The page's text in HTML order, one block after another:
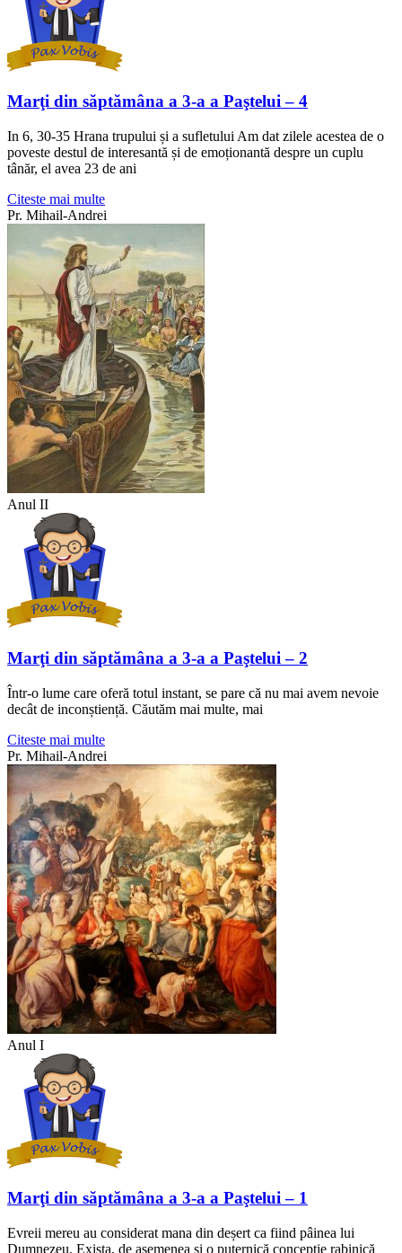
Marţi din săptămâna a 3-a a Paştelui – 4
In 6, 30-35 Hrana trupului și a sufletului Am dat zilele acestea de o
poveste destul de interesantă și de emoționantă despre un cuplu
tânăr, el avea 23 de ani
Citeste mai multe
Pr. Mihail-Andrei
Anul II
Marţi din săptămâna a 3-a a Paştelui – 2
Într-o lume care oferă totul instant, se pare că nu mai avem nevoie
decât de inconștiență. Căutăm mai multe, mai
Citeste mai multe
Pr. Mihail-Andrei
Anul I
Marţi din săptămâna a 3-a a Paştelui – 1
Evreii mereu au considerat mana din deșert ca fiind pâinea lui
Dumnezeu. Exista, de asemenea și o puternică concepție rabinică